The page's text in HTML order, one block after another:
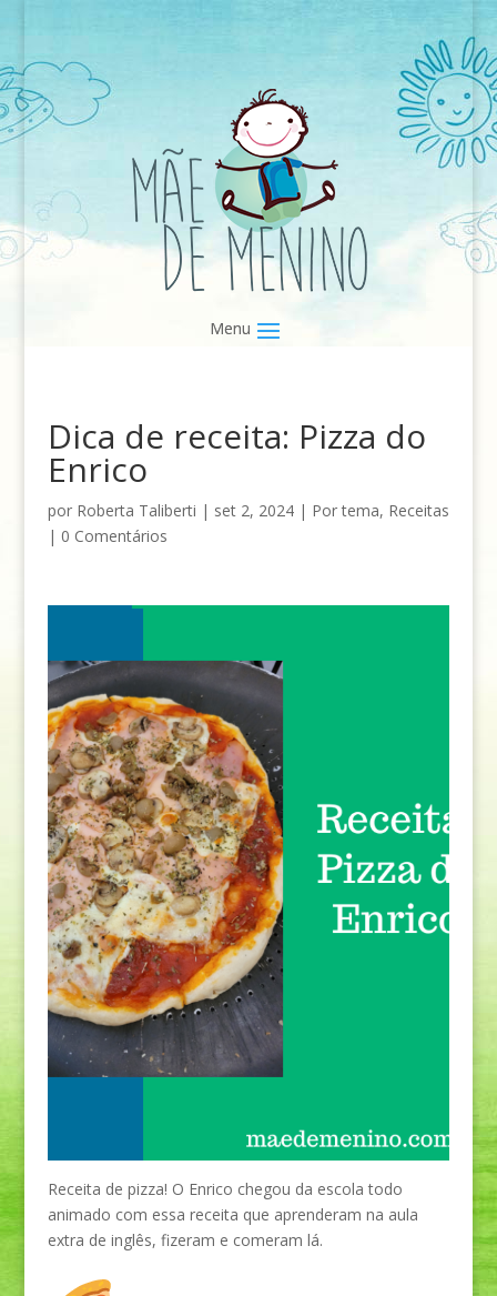
Dica de receita: Pizza do
Enrico
por Roberta Taliberti | set 2, 2024| Por tema, Receitas
| 0 Comentários
Receita de pizza! O Enrico chegou da escola todo
animado com essa receita que aprenderam na aula
extra de inglês, fizeram e comeram lá.